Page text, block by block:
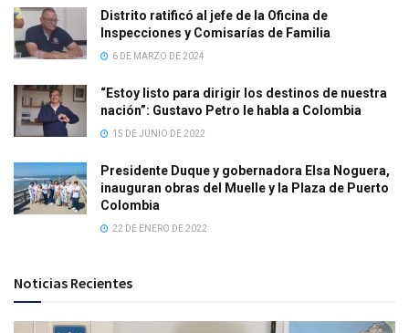
Distrito ratificó al jefe de la Oficina de
Inspecciones y Comisarías de Familia
6 DE MARZO DE 2024
“Estoy listo para dirigir los destinos de nuestra
nación”: Gustavo Petro le habla a Colombia
15 DE JUNIO DE 2022
Presidente Duque y gobernadora Elsa Noguera,
inauguran obras del Muelle y la Plaza de Puerto
Colombia
22 DE ENERO DE 2022
Noticias Recientes